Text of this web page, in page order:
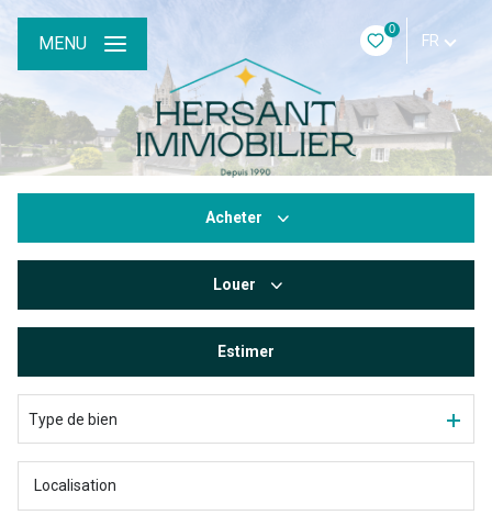
0
FR
MENU
Acheter
Louer
De l'immo pro
Estimer
Type de bien